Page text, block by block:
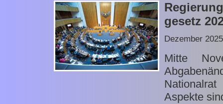
gesetz
Dezember 2025
Mitte
Aspekte